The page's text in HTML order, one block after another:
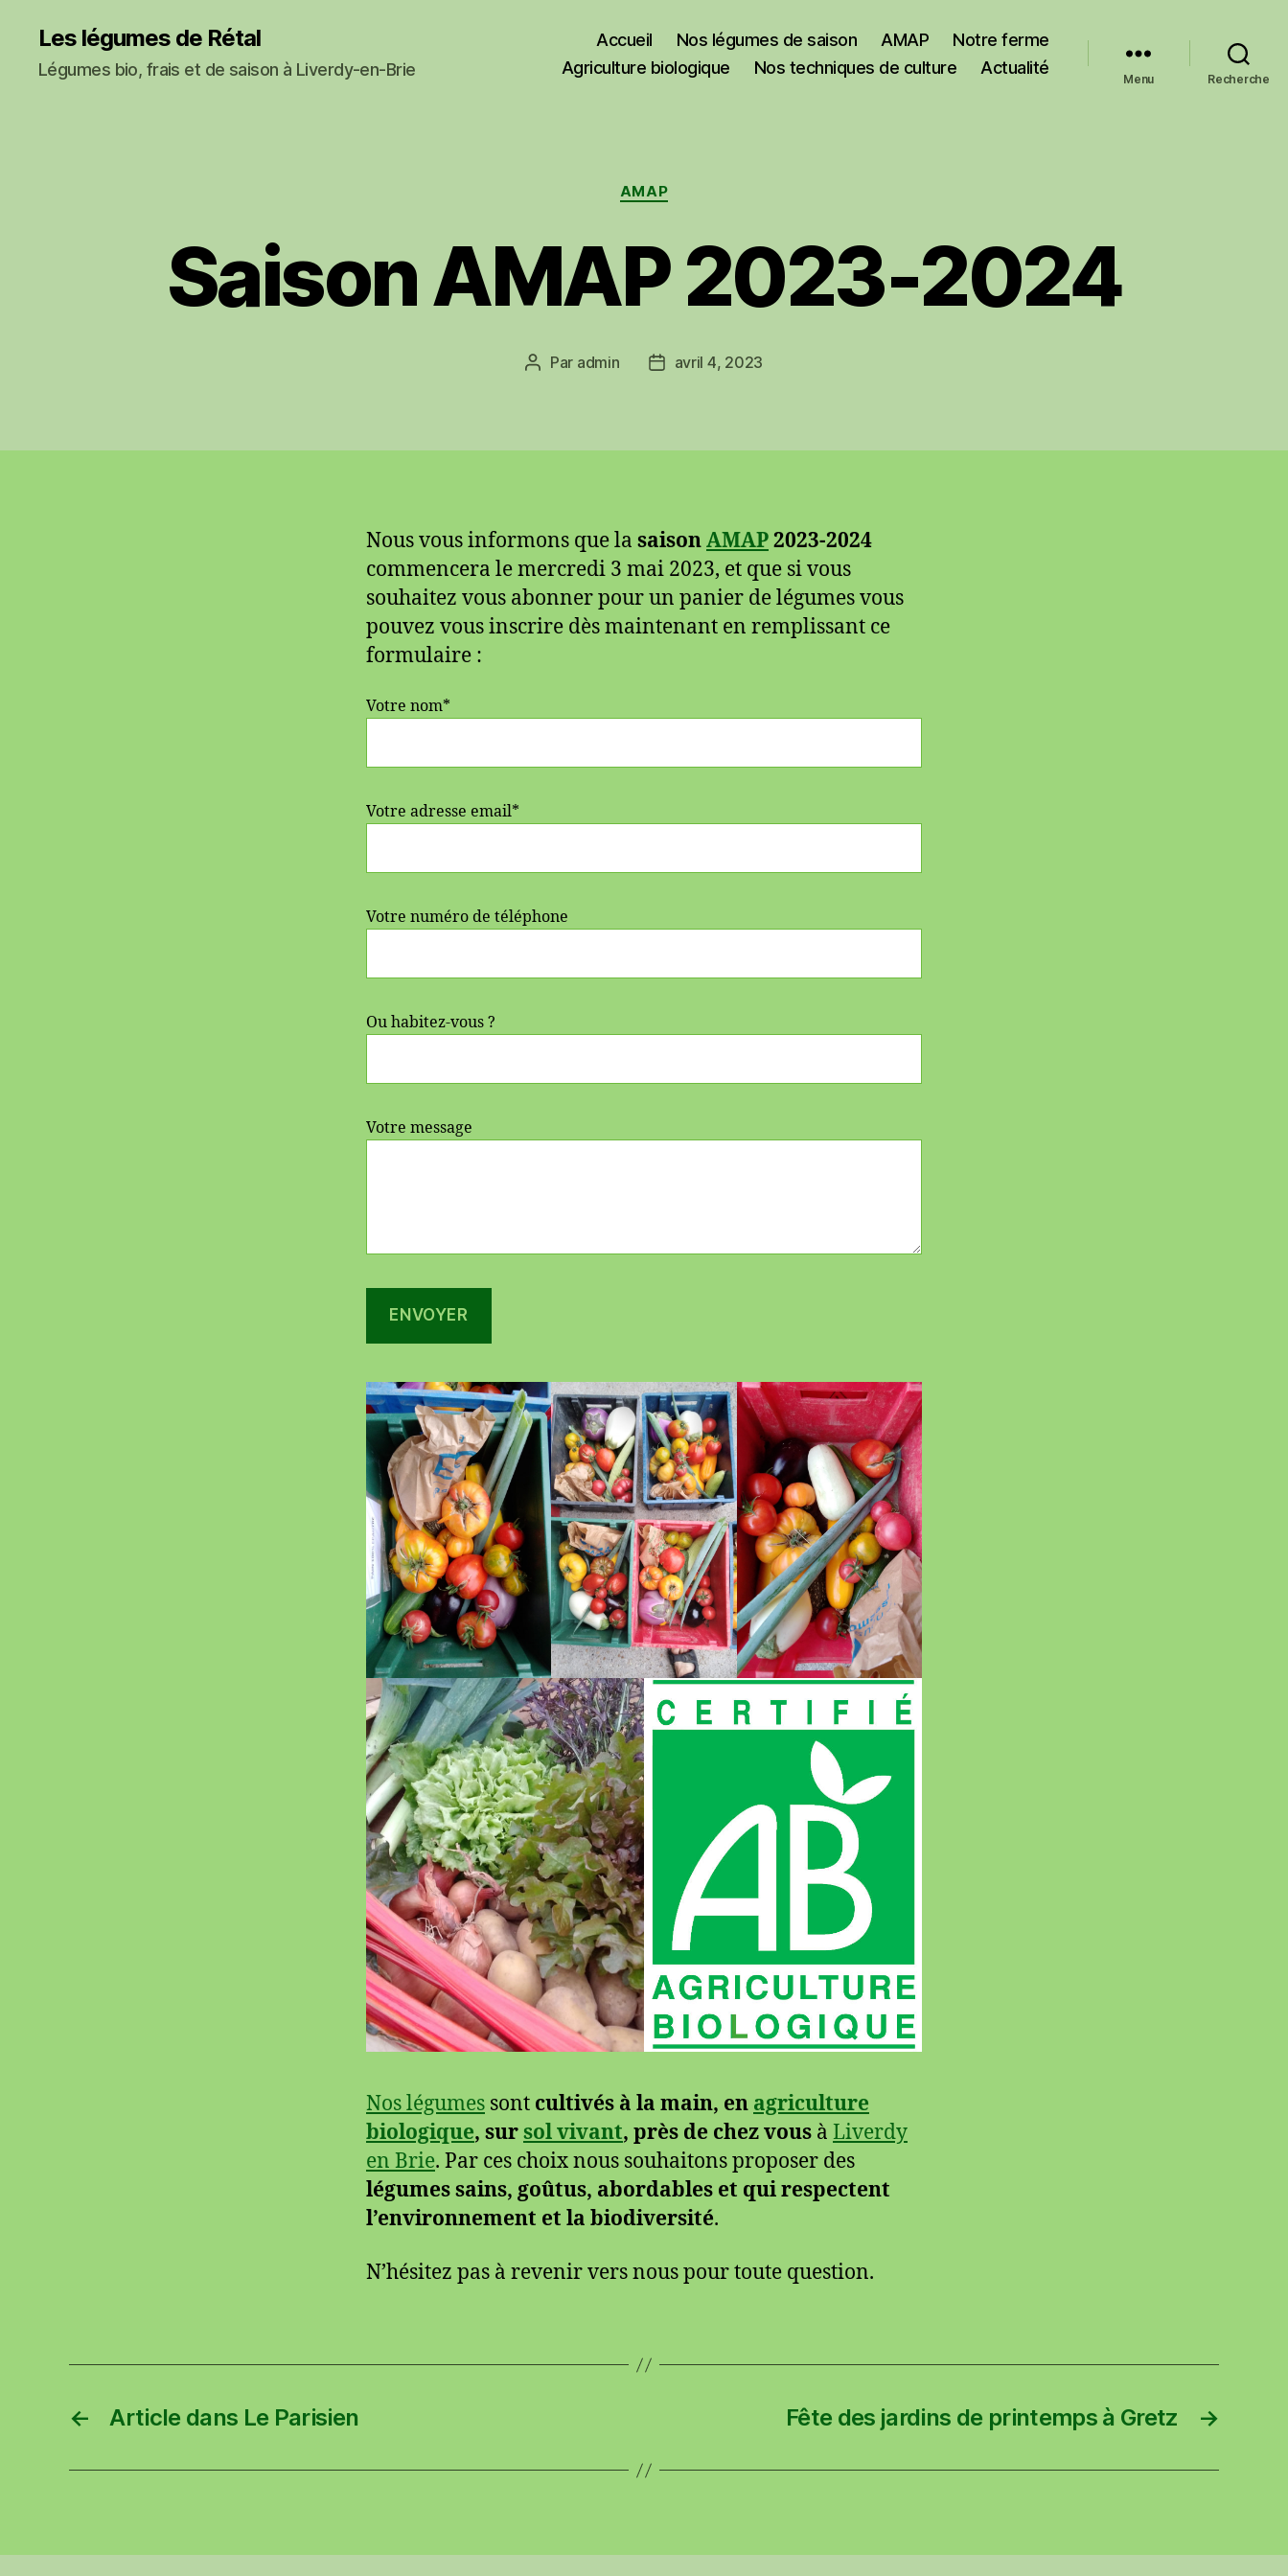
Les légumes de Rétal
Légumes bio, frais et de saison à Liverdy-en-Brie
Accueil Nos légumes de saison AMAP
Notre ferme
Agriculture biologique
Nos techniques de culture Actualité
Menu Recherche
Catégories
AMAP
Saison AMAP 2023-2024
Auteur
Par admin
Dateavril 4, 2023
Nous vous informons que la saisonAMAP2023-2024
commencera le mercredi 3 mai 2023, et que si vous
souhaitez vous abonner pour un panier de légumes vous
pouvez vous inscrire dès maintenant en remplissant ce
formulaire :
Votre nom*
Votre adresse email*
Votre numéro de téléphone
Ou habitez-vous ?
Votre message
Nos légumes sont cultivés à la main, en agriculture
biologique, sursol vivant, près de chez vous à Liverdy
en Brie. Par ces choix nous souhaitons proposer des
légumes sains, goûtus, abordables et qui respectent
l’environnement et la biodiversité.
N’hésitez pas à revenir vers nous pour toute question.
← Article dans Le Parisien →
Fête des jardins de printemps à Gretz